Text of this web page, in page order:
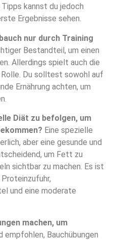
kannst du jedoch
Ergebnisse sehen.
nur durch Training
Bestandteil, um einen
Allerdings spielt auch die
Du solltest sowohl auf
Ernährung achten, um
Diät zu befolgen, um
Eine spezielle
aber eine gesunde und
um Fett zu
sichtbar zu machen. Es ist
und eine moderate
machen, um
empfohlen, Bauchübungen